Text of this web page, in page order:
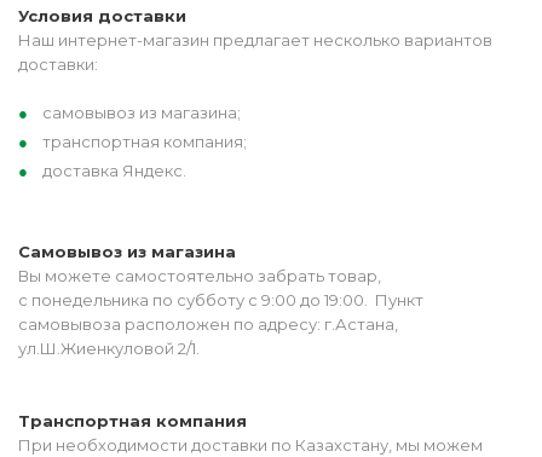
Условия доставки
Наш интернет-магазин предлагает несколько вариантов
доставки:
самовывоз из магазина;
транспортная компания;
доставка Яндекс.
Самовывоз из магазина
Вы можете самостоятельно забрать товар,
с понедельника по субботу с 9:00 до 19:00. Пункт
самовывоза расположен по адресу: г.Астана,
ул.Ш.Жиенкуловой 2/1.
Транспортная компания
При необходимости доставки по Казахстану, мы можем